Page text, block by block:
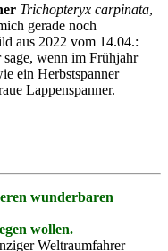
Trichopteryx carpinata,
gerade noch
aus 2022 vom 14.04.:
wenn im Frühjahr
ein Herbstspanner
Lappenspanner.
wunderbaren
wollen.
Weltraumfahrer